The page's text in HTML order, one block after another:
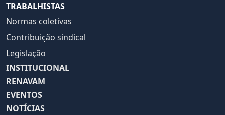
TRABALHISTAS
Normas coletivas
Contribuição sindical
Legislação
INSTITUCIONAL
RENAVAM
EVENTOS
NOTÍCIAS